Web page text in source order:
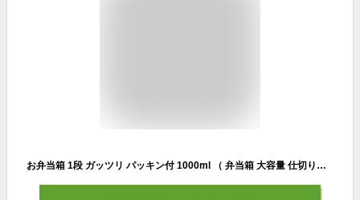
お弁当箱 1段 ガッツリ パッキン付 1000ml （ 弁当箱 大容量 仕切り付 1L 日本製 1段弁当箱 大きめ メンズ 男性 男子 男 おとこ 男の人 多め 弁当男子 男子弁当 おべんとう 弁当 べんとう 男性用 ランチボックス シンプル ）【3980円以上送料無料】